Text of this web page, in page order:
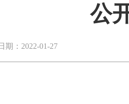
公
期：2022-01-27